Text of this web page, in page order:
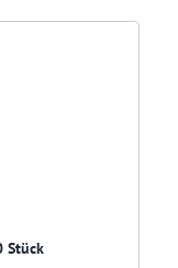
Stück